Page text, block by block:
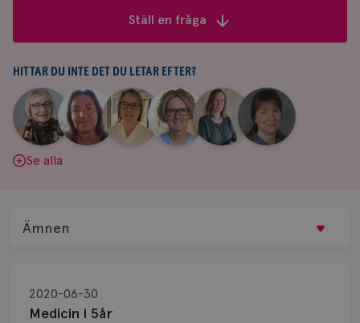
&
svar
Ställ en fråga
HITTAR DU INTE DET DU LETAR EFTER?
Aina
Johnsson
|
Anne
Andersson
Fredrika
Killander
|
Jeanette
Bäcklund
|
Maria
Edegran
|
Yvette
Andersson
Se alla
Medicin i 5år
2020-06-30
Ämnen
Biopsi